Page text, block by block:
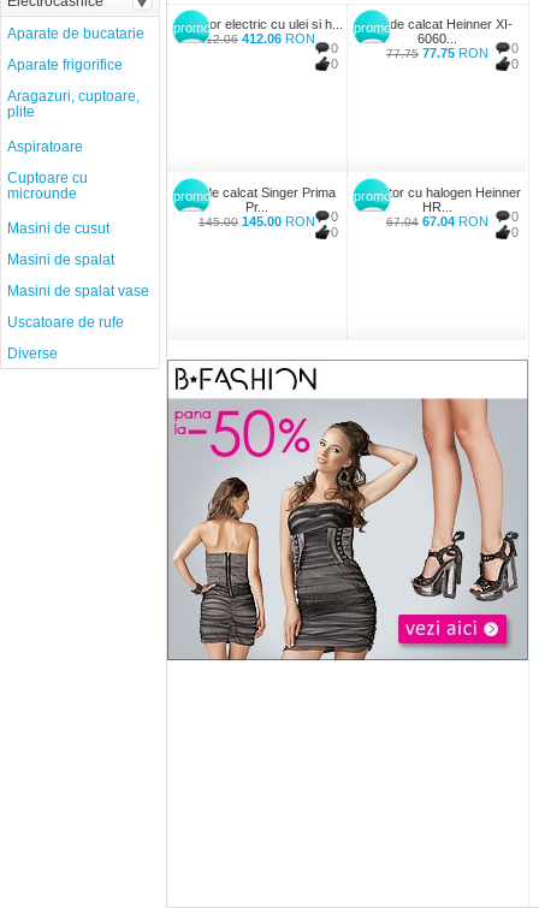
promo
0
0
Radiator electric cu ulei si h...
412.06 412.06 RON
promo
0
0
Fier de calcat Heinner XI-
6060...
77.75 77.75 RON
promo
0
0
Fier de calcat Singer Prima
Pr...
145.00 145.00 RON
promo
0
0
Radiator cu halogen Heinner
HR...
67.04 67.04 RON
Aparate de bucatarie
Aparate frigorifice
Aragazuri, cuptoare,
plite
Aspiratoare
Cuptoare cu
microunde
Masini de cusut
Masini de spalat
Masini de spalat vase
Uscatoare de rufe
Diverse